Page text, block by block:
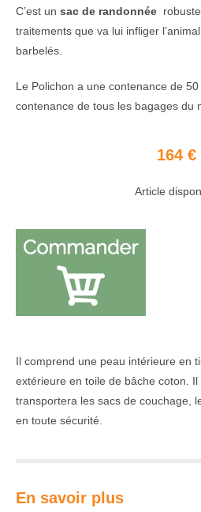
C’est un sac de randonnée
traitements que va lui infliger
barbelés.
Le Polichon a une contenance de
contenance de tous les bagages du
164 €
Article
Il comprend une peau intérieure en
extérieure en toile de bâche coton.
transportera les sacs de couchage,
en toute sécurité.
En savoir plus